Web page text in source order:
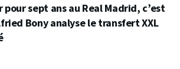
pour sept ans au Real Madrid, c’est
Bony analyse le transfert XXL